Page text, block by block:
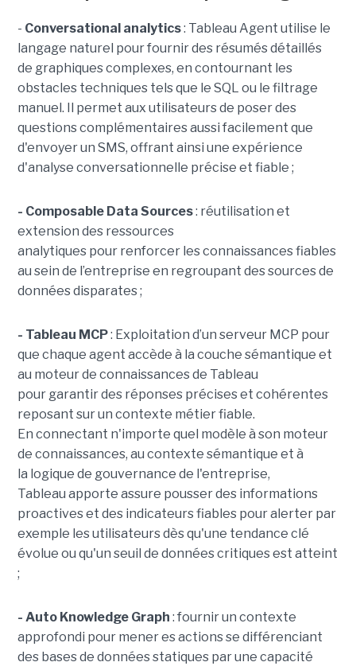
- Conversational analytics: Tableau Agent utilise le
langage naturel pour fournir des résumés détaillés
de graphiques complexes, en contournant les
obstacles techniques tels que le SQL ou le filtrage
manuel. Il permet aux utilisateurs de poser des
questions complémentaires aussi facilement que
d'envoyer un SMS, offrant ainsi une expérience
d'analyse conversationnelle précise et fiable ;
- Composable Data Sources: réutilisation et
extension des ressources
analytiques pour renforcer les connaissances fiables
au sein de l’entreprise en regroupant des sources de
données disparates ;
- Tableau MCP: Exploitation d’un serveur MCP pour
que chaque agent accède à la couche sémantique et
au moteur de connaissances de Tableau
pour garantir des réponses précises et cohérentes
reposant sur un contexte métier fiable.
En connectant n'importe quel modèle à son moteur
de connaissances, au contexte sémantique et à
la logique de gouvernance de l'entreprise,
Tableau apporte assure pousser des informations
proactives et des indicateurs fiables pour alerter par
exemple les utilisateurs dès qu'une tendance clé
évolue ou qu'un seuil de données critiques est atteint
;
- Auto Knowledge Graph : fournir un contexte
approfondi pour mener es actions se différenciant
des bases de données statiques par une capacité